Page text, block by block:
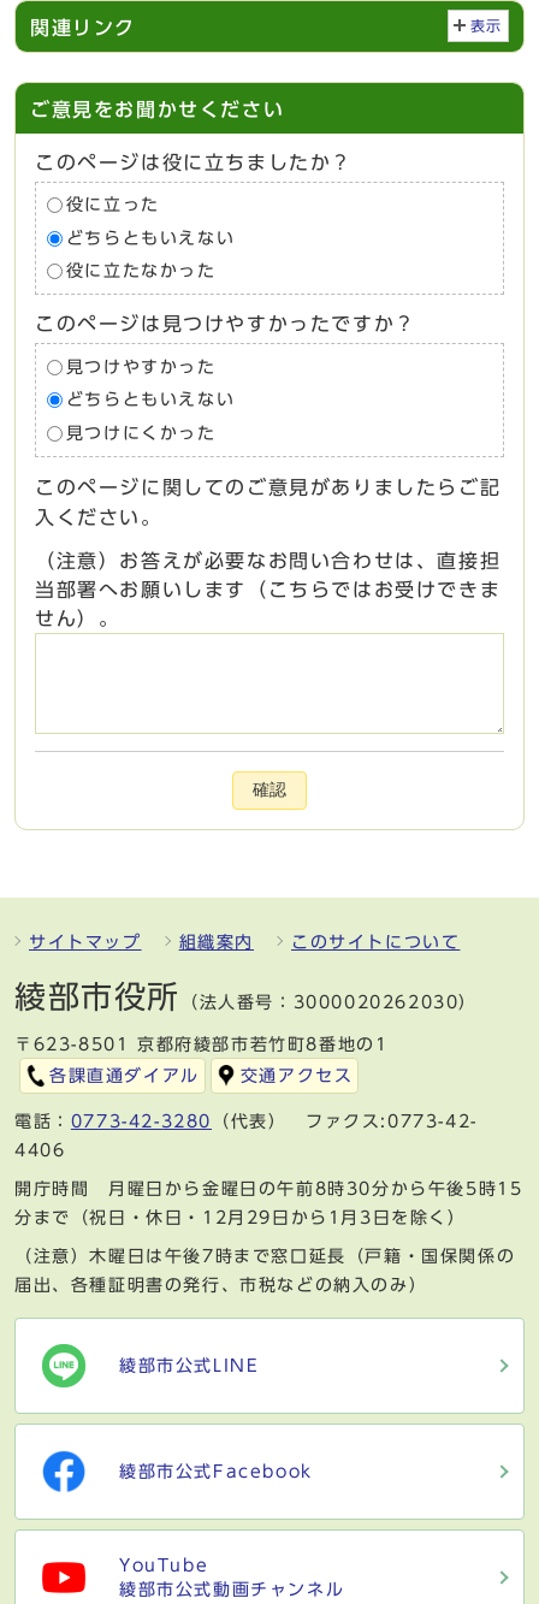
関連リンク 表示
ご意見をお聞かせください
このページは役に立ちましたか？
役に立った
どちらともいえない
役に立たなかった
このページは見つけやすかったですか？
見つけやすかった
どちらともいえない
見つけにくかった
このページに関してのご意見がありましたらご記
入ください。
（注意）お答えが必要なお問い合わせは、直接担
当部署へお願いします（こちらではお受けできま
せん）。
確認
サイトマップ 組織案内 このサイトについて
綾部市役所 （法人番号：3000020262030）
〒623-8501 京都府綾部市若竹町8番地の1
各課直通ダイアル
交通アクセス
電話： 0773-42-3280
（代表） ファクス:0773-42-
4406
開庁時間 月曜日から金曜日の午前8時30分から午後5時15
分まで（祝日・休日・12月29日から1月3日を除く）
（注意）木曜日は午後7時まで窓口延長（戸籍・国保関係の
届出、各種証明書の発行、市税などの納入のみ）
綾部市公式LINE
綾部市公式Facebook
YouTube
綾部市公式動画チャンネル